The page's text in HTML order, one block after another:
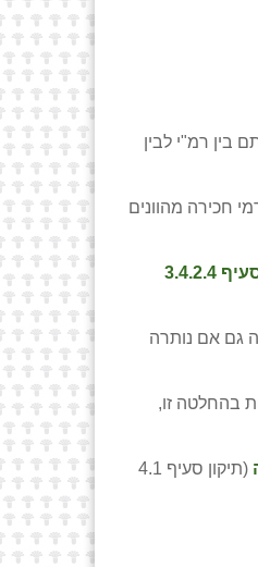
בין רמ"י לבין
דמי חכירה מהוונים
גם אם לא מומשה בהן עיקרי מטרת ההקצאה (הושמט הסיפא של סעיף 3.4.2.4
גם אם נותרה
בהחלטה זו,
(תיקון סעיף 4.1